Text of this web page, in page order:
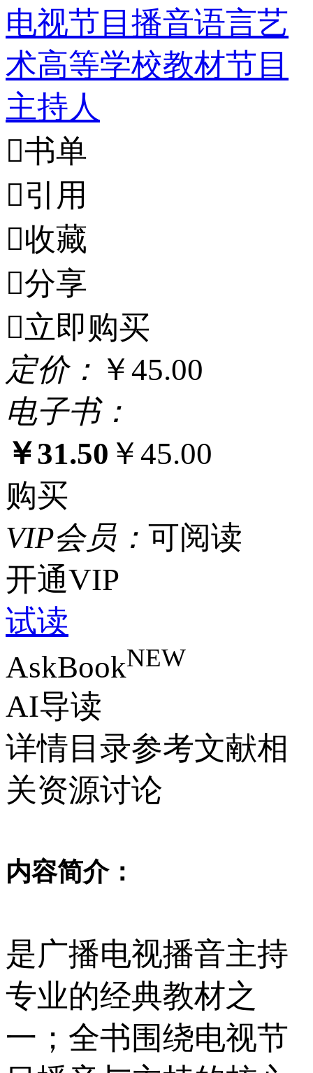
电视节目 播音语言艺
术高等学校教材节目
主持人
书单
引用
收藏
分享
立即购买
定价： ￥45.00
电子书：
￥31.50 ￥45.00
购买
VIP会员： 可阅读
开通VIP
试读
AskBookNEW
AI导读
详情 目录参考文献相
关资源讨论
内容简介：
是广播电视播音主持
专业的经典教材之
一；全书围绕电视节